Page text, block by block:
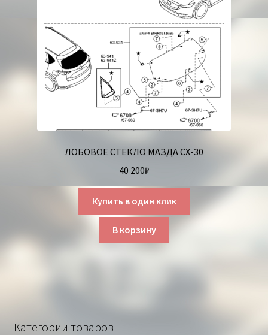
ЛОБОВОЕ СТЕКЛО МАЗДА СХ-30
40 200₽
Купить в один клик
В корзину
Категории товаров